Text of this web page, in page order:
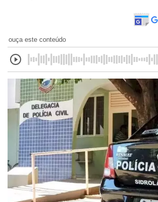
ouça este conteúdo